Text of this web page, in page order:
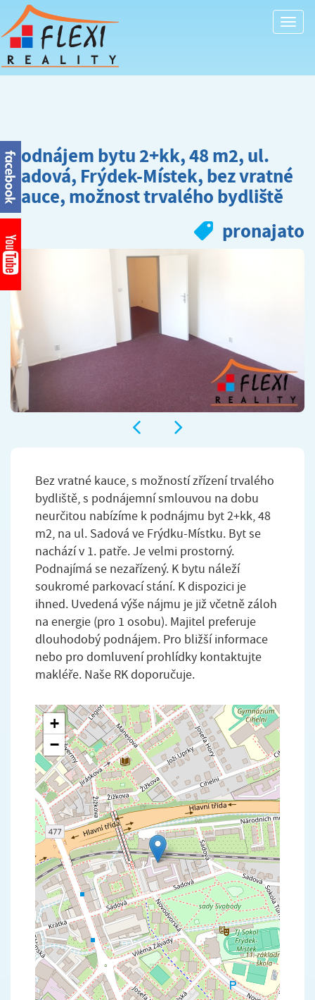
Podnájem bytu 2+kk, 48 m2, ul.
Sadová, Frýdek-Místek, bez vratné
kauce, možnost trvalého bydliště
pronajato
Bez vratné kauce, s možností zřízení trvalého
bydliště, s podnájemní smlouvou na dobu
neurčitou nabízíme k podnájmu byt 2+kk, 48
m2, na ul. Sadová ve Frýdku-Místku. Byt se
nachází v 1. patře. Je velmi prostorný.
Podnajímá se nezařízený. K bytu náleží
soukromé parkovací stání. K dispozici je
ihned. Uvedená výše nájmu je již včetně záloh
na energie (pro 1 osobu). Majitel preferuje
dlouhodobý podnájem. Pro bližší informace
nebo pro domluvení prohlídky kontaktujte
makléře. Naše RK doporučuje.
+
−